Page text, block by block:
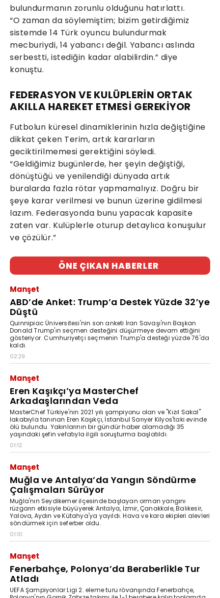
bulundurmanın zorunlu olduğunu hatırlattı.
“O zaman da söylemiştim; bizim getirdiğimiz
sistemde 14 Türk oyuncu bulundurmak
mecburiydi, 14 yabancı değil. Yabancı aslında
serbestti, istediğin kadar alabilirdin.” diye
konuştu.
FEDERASYON VE KULÜPLERİN ORTAK
AKILLA HAREKET ETMESİ GEREKİYOR
Futbolun küresel dinamiklerinin hızla değiştiğine
dikkat çeken Terim, artık kararların
geciktirilmemesi gerektiğini söyledi.
“Geldiğimiz bugünlerde, her şeyin değiştiği,
dönüştüğü ve yenilendiği dünyada artık
buralarda fazla rötar yapmamalıyız. Doğru bir
şeye karar verilmesi ve bunun üzerine gidilmesi
lazım. Federasyonda bunu yapacak kapasite
zaten var. Kulüplerle oturup detaylıca konuşulur
ve çözülür.”
ÖNE ÇIKAN HABERLER
Manşet
ABD’de Anket: Trump’a Destek Yüzde 32’ye
Düştü
Quinnipiac Üniversitesi'nin son anketi İran Savaşı'nın Başkan
Donald Trump'ın seçmen desteğini düşürmeye devam ettiğini
gösteriyor. Cumhuriyetçi seçmenin Trump'a desteği yüzde 76'da
kaldı.
02:29
Manşet
Eren Kaşıkçı’ya MasterChef
Arkadaşlarından Veda
MasterChef Türkiye'nin 2021 yılı şampiyonu olan ve "Kızıl Sakal"
lakabıyla tanınan Eren Kaşıkçı, İstanbul Sarıyer Kilyos'taki evinde
ölü bulundu. Yakınlarının bir gündür haber alamadığı 35
yaşındaki şefin vefatıyla ilgili soruşturma başlatıldı.
01:12
Manşet
Muğla ve Antalya’da Yangın Söndürme
Çalışmaları Sürüyor
Muğla'nın Seydikemer ilçesinde başlayan orman yangını
rüzgarın etkisiyle büyüyerek Antalya, İzmir, Çanakkale, Balıkesir,
Yalova, Aydın ve Kütahya'ya yayıldı. Hava ve kara ekipleri alevleri
söndürmek için seferber oldu.
01:10
Manşet
Fenerbahçe, Polonya’da Beraberlikle Tur
Atladı
UEFA Şampiyonlar Ligi 2. eleme turu rövanşında Fenerbahçe,